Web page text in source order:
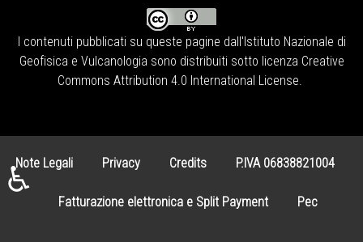
I contenuti pubblicati su queste pagine dall'Istituto Nazionale di
Geofisica e Vulcanologia sono distribuiti sotto licenza Creative
Commons Attribution 4.0 International License.
Note Legali Privacy Credits P.IVA 06838821004
Fatturazione elettronica e Split Payment Pec